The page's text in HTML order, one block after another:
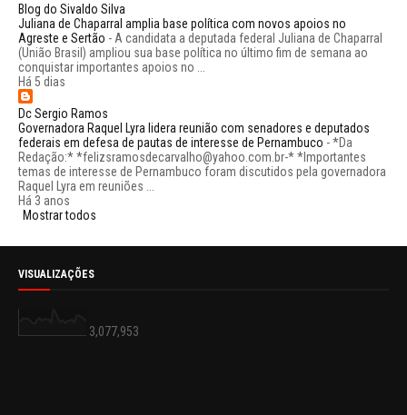
Blog do Sivaldo Silva
Juliana de Chaparral amplia base política com novos apoios no
Agreste e Sertão - A candidata a deputada federal Juliana de Chaparral
(União Brasil) ampliou sua base política no último fim de semana ao
conquistar importantes apoios no ...
Há 5 dias
Dc Sergio Ramos
Governadora Raquel Lyra lidera reunião com senadores e deputados
federais em defesa de pautas de interesse de Pernambuco -*Da
Redação:* *felizsramosdecarvalho@yahoo.com.br-* *Importantes
temas de interesse de Pernambuco foram discutidos pela governadora
Raquel Lyra em reuniões ...
Há 3 anos
Mostrar todos
VISUALIZAÇÕES
3,077,953